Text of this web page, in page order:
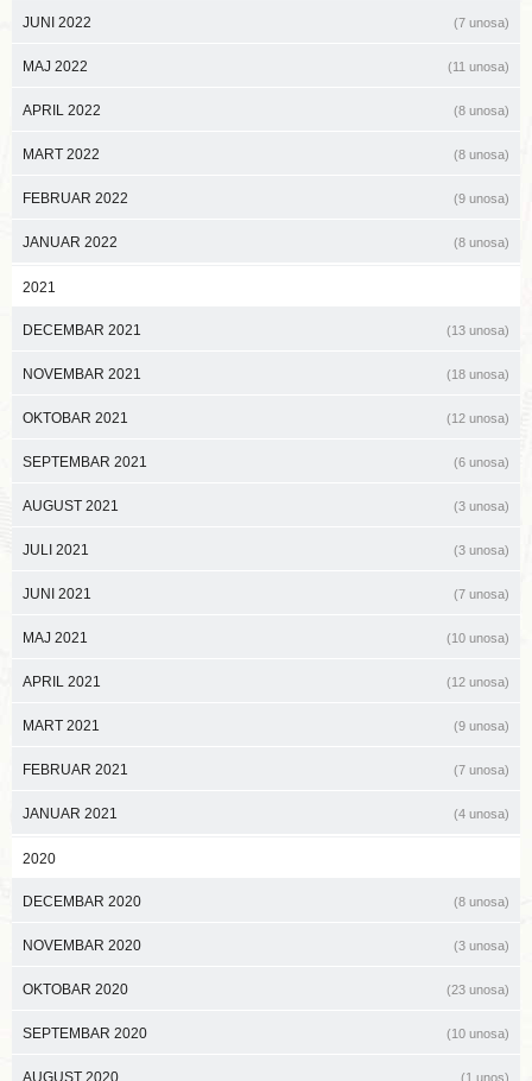
JUNI 2022 (7 unosa)
MAJ 2022 (11 unosa)
APRIL 2022 (8 unosa)
MART 2022 (8 unosa)
FEBRUAR 2022 (9 unosa)
JANUAR 2022 (8 unosa)
2021
DECEMBAR 2021 (13 unosa)
NOVEMBAR 2021 (18 unosa)
OKTOBAR 2021 (12 unosa)
SEPTEMBAR 2021 (6 unosa)
AUGUST 2021 (3 unosa)
JULI 2021 (3 unosa)
JUNI 2021 (7 unosa)
MAJ 2021 (10 unosa)
APRIL 2021 (12 unosa)
MART 2021 (9 unosa)
FEBRUAR 2021 (7 unosa)
JANUAR 2021 (4 unosa)
2020
DECEMBAR 2020 (8 unosa)
NOVEMBAR 2020 (3 unosa)
OKTOBAR 2020 (23 unosa)
SEPTEMBAR 2020 (10 unosa)
AUGUST 2020 (1 unos)